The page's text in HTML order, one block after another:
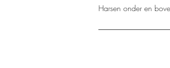
Harsen onder en